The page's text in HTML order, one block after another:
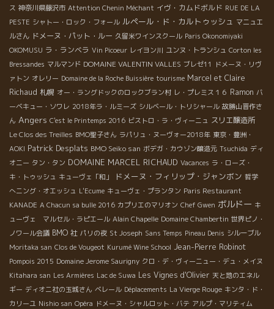
ス 神奈川県藤沢市 Attention Chenin Méchant イヴ・カムドボルド RUE DE LA
PESTE シャトー・ロック・フォール ルペール・ド・カルトゥッシュ マニュエ
ルさん ドメーヌ・パット・ルー 久留米ワインスクール Paris Okonomiyaki
OKOMUSU ラ・ランベラ Vin Picoeur レイヨン川 ユンヌ・トランシュ Corton les
Bressandes マルマンド DOMAINE VALENTIN VALLES ブレゼ11
ドメーヌ・リヴ
ァトン オレリー Domaine de la Roche Buissière tourisme Marcel et Claire
Richaud 札幌 オー・ラングドックのロックブラン村 レ・プレミス１６ Ramon バ
ーベキュー・ソワレ 2018年ラ・ルミーズ シルベール・トリシャール 故勝山晋作さ
ん Angers C'est le Printemps 2016 ビストロ・ラ・ヴィーニュ スリエ醸造所
Le Clos des Treilles BMO聖子さん ラパリュ・ヌーヴォー2018年 東京・豊洲・
AOKI Patrick Desplats BMO Seiko san ボデガ・カウゾン醸造元 Tsuchida ディ
オニー タン・タン DOMAINE MARCEL RICHAUD Vacances ラ・ローズ・
キ・トゥッシュ キューヴェ「和」 ドメーヌ・フィリップ・ジャンボン 哲学
へニング・オエッシュ L'Ecume キューヴェ・プランタン Paris Restaurant
KANADE A Chacun sa bulle 2016 カプリエのマリオン Chef Gwen ボルドー キ
ューヴェ マルセル・ラピエール Alain Chapelle Domaine Chambertin 世界ピノ・
ノワール会議 BMO 社 パリの夜 St Joseph Sans Temps Pineau Denis シルーブル
Moritaka san Clos de Vougeot Kurumé Wine School Jean-Pierre Robinot
Pompois 2015 Domaine Jerome Saurigny クロ・デ・ヴィーニュー・デュ・メイヌ
Kitahara san Les Armières Lac de Suwa Les Vignes d'Olivier 天と地のエネル
ギー ディオニ社の玉城さん ベレール Déplacements La Vierge Rouge キンタ・ド・
カリーユ Nishio san Opéra ドメーヌ・シャルロット・バテ アルプ・マリティム